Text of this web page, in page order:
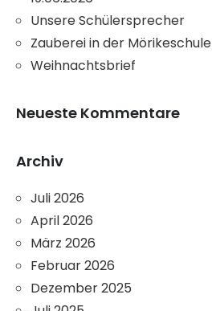
Unsere Schülersprecher
Zauberei in der Mörikeschule
Weihnachtsbrief
Neueste Kommentare
Archiv
Juli 2026
April 2026
März 2026
Februar 2026
Dezember 2025